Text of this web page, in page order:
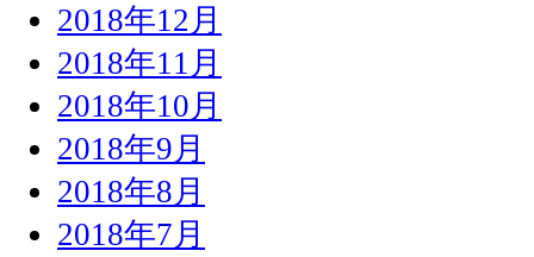
2018年12月
2018年11月
2018年10月
2018年9月
2018年8月
2018年7月